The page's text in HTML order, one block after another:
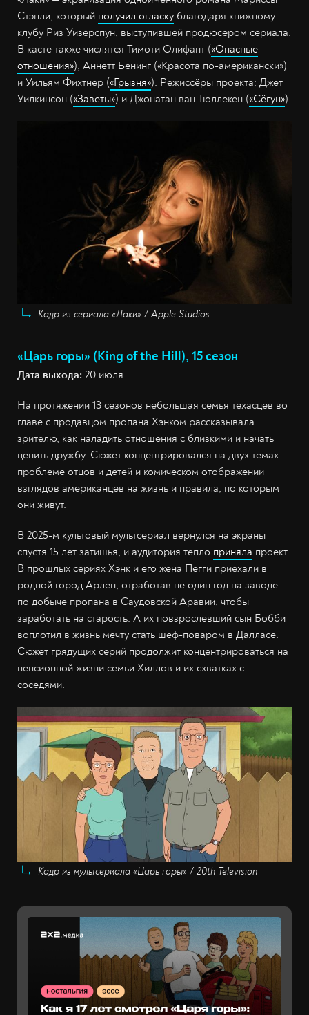
Стэпли, который получил огласку благодаря книжному
клубу Риз Уизерспун, выступившей продюсером сериала.
В касте также числятся Тимоти Олифант («Опасные
отношения»), Аннетт Бенинг («Красота по-американски»)
и Уильям Фихтнер («Грызня»). Режиссёры проекта: Джет
Уилкинсон («Заветы») и Джонатан ван Тюллекен («Сёгун»).
Кадр из сериала «Лаки» / Apple Studios
«Царь горы» (King of the Hill), 15 сезон
Дата выхода: 20 июля
На протяжении 13 сезонов небольшая семья техасцев во
главе с продавцом пропана Хэнком рассказывала
зрителю, как наладить отношения с близкими и начать
ценить дружбу. Сюжет концентрировался на двух темах —
проблеме отцов и детей и комическом отображении
взглядов американцев на жизнь и правила, по которым
они живут.
В 2025-м культовый мультсериал вернулся на экраны
спустя 15 лет затишья, и аудитория тепло приняла проект.
В прошлых сериях Хэнк и его жена Пегги приехали в
родной город Арлен, отработав не один год на заводе
по добыче пропана в Саудовской Аравии, чтобы
заработать на старость. А их повзрослевший сын Бобби
воплотил в жизнь мечту стать шеф-поваром в Далласе.
Сюжет грядущих серий продолжит концентрироваться на
пенсионной жизни семьи Хиллов и их схватках с
соседями.
Кадр из мультсериала «Царь горы» / 20th Television